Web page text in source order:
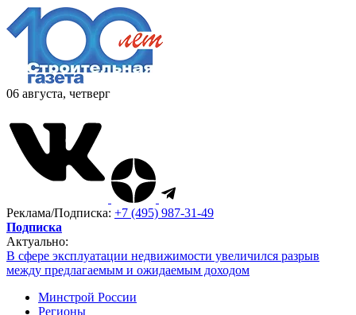
06 августа, четверг
Реклама/Подписка: +7 (495) 987-31-49
Подписка
Актуально:
В сфере эксплуатации недвижимости увеличился разрыв
между предлагаемым и ожидаемым доходом
Минстрой России
Регионы